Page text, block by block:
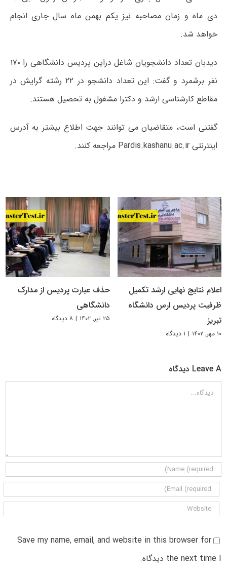
دی ماه و زمان مصاحبه نیز یکم بهمن ماه سال جاری انجام
خواهد شد.
دیدبان تعداد دانشجویان شاغل دراین پردیس دانشگاهی را ۱۷۰
نفر برشمرد و گفت: این تعداد دانشجو در ۲۲ رشته گرایش در
مقاطع کارشناسی ارشد و دکترا مشغول به تحصیل هستند.
گفتنی است، متقاضیان می توانند جهت اطلاع بیشتر به آدرس
اینترنتی Pardis.kashanu.ac.ir مراجعه کنند.
اعلام نتایج نهایی ارشد تکمیل
ظرفیت پردیس ارس دانشگاه
تبریز
۱۰ مهر, ۱۴۰۲ | ۱ دیدگاه
حذف عبارت پردیس از مدارک
دانشگاهی
۲۵ تیر, ۱۴۰۲ | ۸ دیدگاه
Leave A دیدگاه
دیدگاه
Save my name, email, and website in this browser for
the next time I دیدگاه.